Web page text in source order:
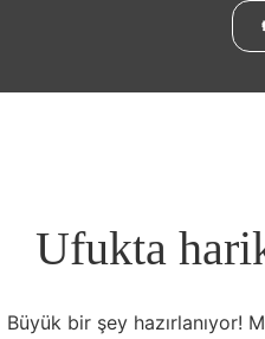
Ufukta
Büyük bir şey hazırlanıyor!